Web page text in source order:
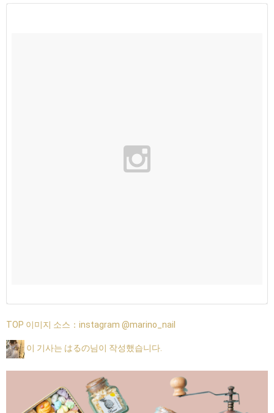
TOP 이미지 소스： instagram @marino_nail
이 기사는 はるの님이 작성했습니다.